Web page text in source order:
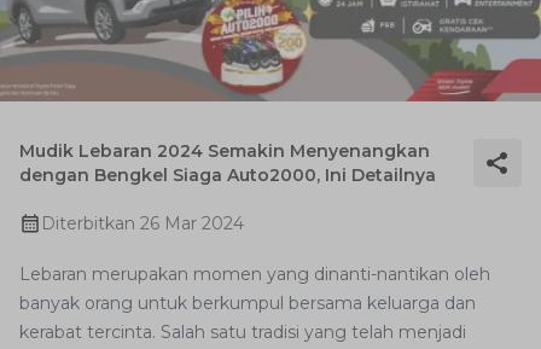
Mudik Lebaran 2024 Semakin Menyenangkan
dengan Bengkel Siaga Auto2000, Ini Detailnya
Diterbitkan 26 Mar 2024
Lebaran merupakan momen yang dinanti-nantikan oleh
banyak orang untuk berkumpul bersama keluarga dan
kerabat tercinta. Salah satu tradisi yang telah menjadi